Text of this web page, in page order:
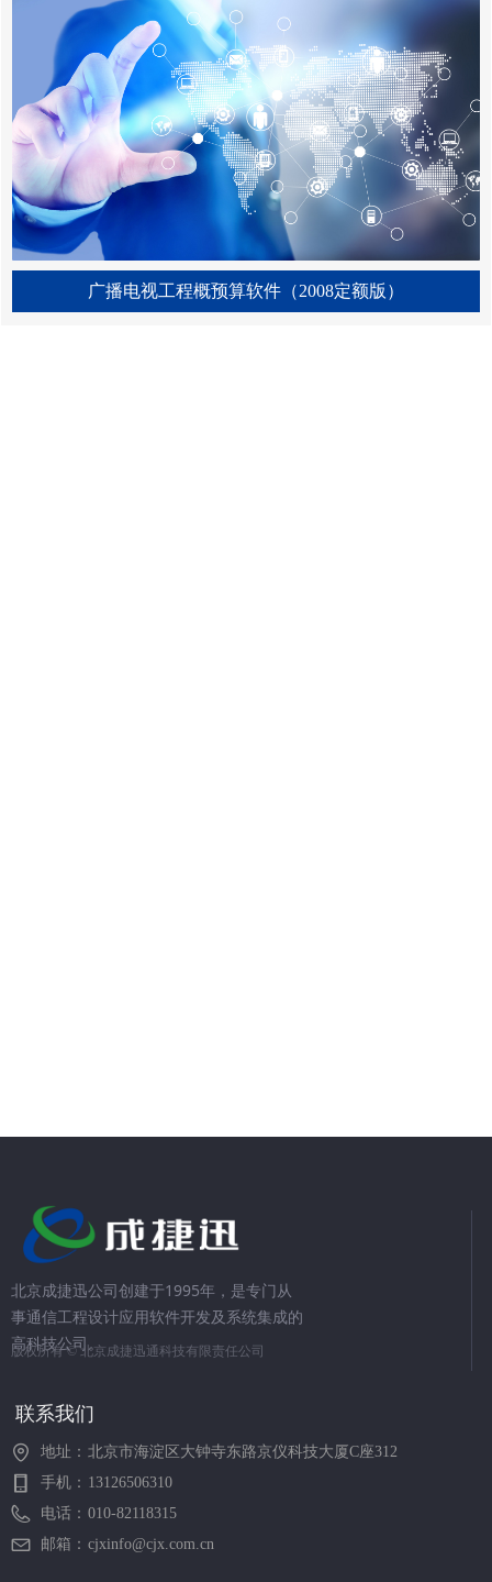
广播电视工程概预算软件（2008定额版）
北京成捷迅公司创建于1995年，是专门从
事通信工程设计应用软件开发及系统集成的
高科技公司。
版权所有 © 北京成捷迅通科技有限责任公司
地址： 北京市海淀区大钟寺东路京仪科技大厦C座312
手机： 13126506310
电话： 010-82118315
邮箱： cjxinfo@cjx.com.cn
联系我们